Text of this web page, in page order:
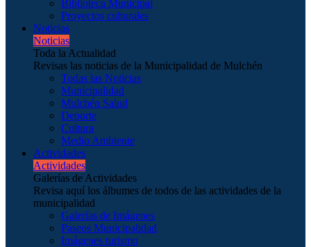
Biblioteca Municipal
Proyectos culturales
Noticias
Noticias
Toda la Actualidad
Revisas las noticias de la Municipalidad de Mulchén
Todas las Noticias
Municipalidad
Mulchén Salud
Deporte
Cultura
Medio Ambiente
Actividades
Actividades
Galerías de Actividades
Revisa aquí los álbumes de todos de las actividades de la
municipalidad
Galerías de Imágenes
Paseos Municipalidad
Imágenes turismo